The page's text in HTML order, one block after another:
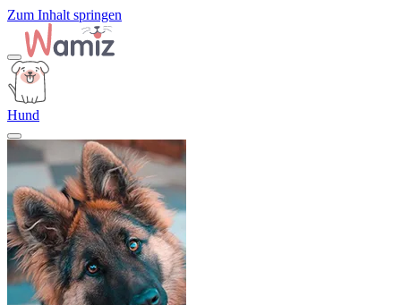
Zum Inhalt springen
Hund